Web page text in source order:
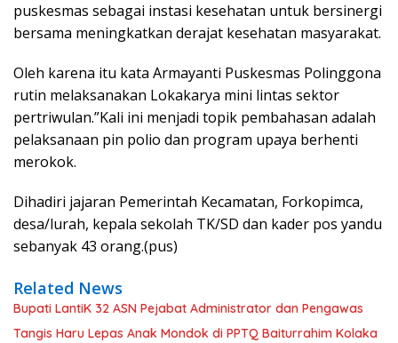
puskesmas sebagai instasi kesehatan untuk bersinergi
bersama meningkatkan derajat kesehatan masyarakat.
Oleh karena itu kata Armayanti Puskesmas Polinggona
rutin melaksanakan Lokakarya mini lintas sektor
pertriwulan.”Kali ini menjadi topik pembahasan adalah
pelaksanaan pin polio dan program upaya berhenti
merokok.
Dihadiri jajaran Pemerintah Kecamatan, Forkopimca,
desa/lurah, kepala sekolah TK/SD dan kader pos yandu
sebanyak 43 orang.(pus)
Related News
Bupati LantiK 32 ASN Pejabat Administrator dan Pengawas
Tangis Haru Lepas Anak Mondok di PPTQ Baiturrahim Kolaka